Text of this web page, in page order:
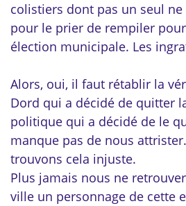
colistiers dont pas un seul
pour le prier de rempiler
élection municipale. Les
Alors, oui, il faut rétablir la
Dord qui a décidé de quitter
politique qui a décidé de le
manque pas de nous
trouvons cela injuste.
Plus jamais nous ne
ville un personnage de cette